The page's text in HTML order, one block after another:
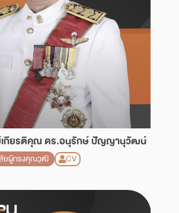
เกียรติคุณ ดร.อนุรักษ์ ปัญญานุวัฒน์
ยผู้ทรงคุณวุฒิ CV